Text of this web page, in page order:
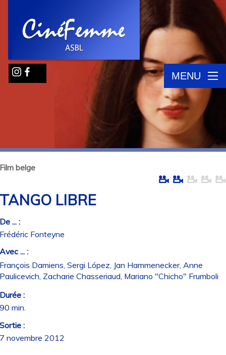
MENU
belge
LIBRE
... :
Fonteyne
... :
Damiens, Sergi López, Jan Hammenecker, Anne
Zacharie Chasseriaud, Mariano "Chicho" Frumboli
:
min.
:
novembre 2012